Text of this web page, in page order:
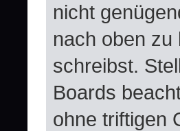
nicht
nach oben zu
schreibst.
Boards
ohne triftigen